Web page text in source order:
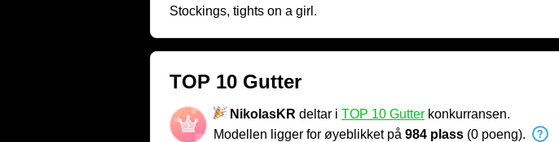
Stockings, tights on a girl.
TOP 10 Gutter
NikolasKR deltar i TOP 10 Gutter konkurransen.
Modellen ligger for øyeblikket på 984 plass (0 poeng).